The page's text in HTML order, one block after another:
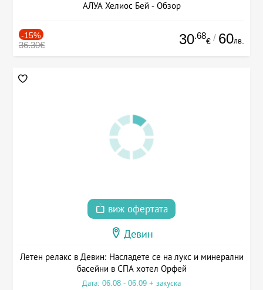
АЛУА Хелиос Бей - Обзор
-15%
36.30€ 30.68
€ / 60лв.
виж офертата
Девин
Летен релакс в Девин: Насладете се на лукс и минерални
басейни в СПА хотел Орфей
Дата: 06.08 - 06.09 + закуска